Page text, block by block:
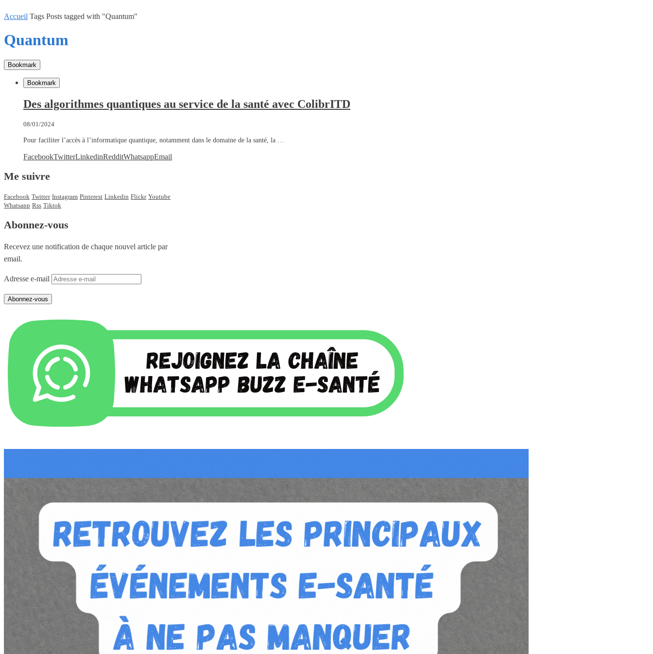
Accueil Tags Posts tagged with "Quantum"
Quantum
Bookmark
Bookmark
Des algorithmes quantiques au service de la santé avec ColibrITD
08/01/2024
Pour faciliter l’accès à l’informatique quantique, notamment dans le domaine de la santé, la …
FacebookTwitterLinkedinRedditWhatsappEmail
Me suivre
Facebook Twitter Instagram Pinterest Linkedin Flickr Youtube
Whatsapp Rss Tiktok
Abonnez-vous
Recevez une notification de chaque nouvel article par
email.
Adresse e-mail
Abonnez-vous